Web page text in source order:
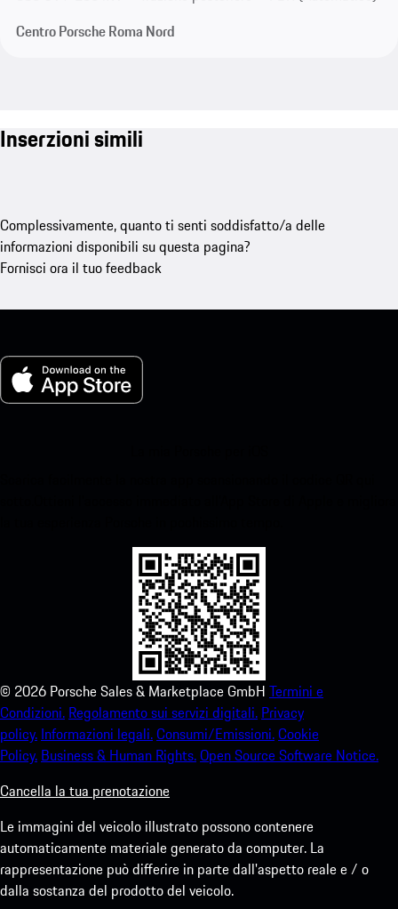
Centro Porsche Roma Nord
Inserzioni simili
Complessivamente, quanto ti senti soddisfatto/a delle
informazioni disponibili su questa pagina?
Fornisci ora il tuo feedback
© 2026 Porsche Sales & Marketplace GmbH Termini e
Condizioni. Regolamento sui servizi digitali. Privacy
policy. Informazioni legali.Consumi/Emissioni.Cookie
Policy. Business & Human Rights.Open Source Software Notice.
Cancella la tua prenotazione
Le immagini del veicolo illustrato possono contenere
automaticamente materiale generato da computer. La
rappresentazione può differire in parte dall'aspetto reale e / o
dalla sostanza del prodotto del veicolo.